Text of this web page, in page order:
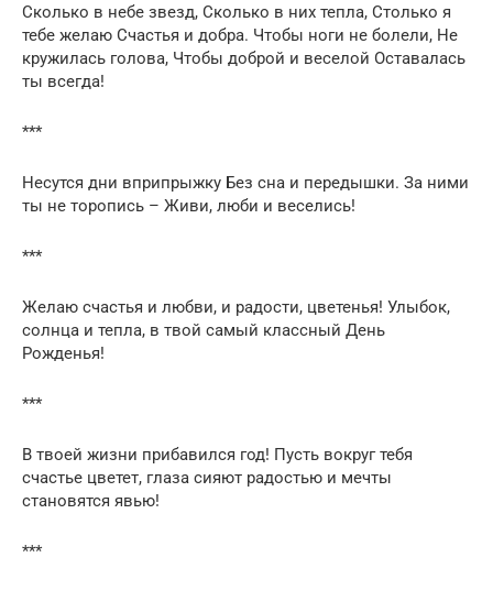
Сколько в небе звезд, Сколько в них тепла, Столько я
тебе желаю Счастья и добра. Чтобы ноги не болели, Hе
кружилась голова, Чтобы доброй и веселой Оставалась
ты всегда!
***
Несутся дни вприпрыжку Без сна и передышки. За ними
ты не торопись – Живи, люби и веселись!
***
Желаю счастья и любви, и радости, цветенья! Улыбок,
солнца и тепла, в твой самый классный День
Рожденья!
***
В твоей жизни прибавился год! Пусть вокруг тебя
счастье цветет, глаза сияют радостью и мечты
становятся явью!
***